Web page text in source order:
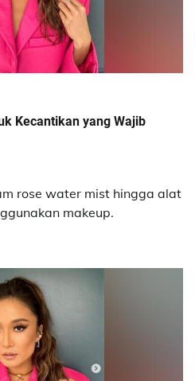
Kecantikan yang Wajib
rose water mist hingga alat
makeup.